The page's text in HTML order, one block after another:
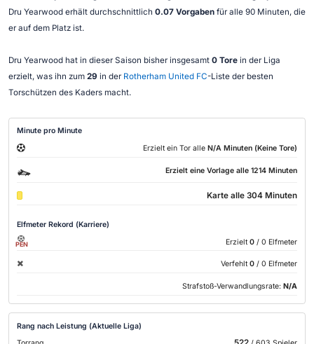
Dru Yearwood erhält durchschnittlich 0.07 Vorgabenfür alle 90 Minuten, die
er auf dem Platz ist.
Dru Yearwood hat in dieser Saison bisher insgesamt 0 Torein der Liga
erzielt, was ihn zum 29 in der Rotherham United FC-Liste der besten
Torschützen des Kaders macht.
Minute pro Minute
Erzielt ein Tor alle N/A Minuten (Keine Tore)
Erzielt eine Vorlage alle 1214 Minuten
Karte alle 304 Minuten
Elfmeter Rekord (Karriere)
PEN Erzielt 0 / 0 Elfmeter
Verfehlt 0 / 0 Elfmeter
Strafstoß-Verwandlungsrate: N/A
Rang nach Leistung (Aktuelle Liga)